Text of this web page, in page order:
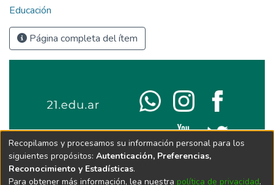
Educación
Página completa del ítem
Recopilamos y procesamos su información personal para los
siguientes propósitos: Autenticación, Preferencias,
Reconocimiento y Estadísticas.
Para obtener más información, lea nuestra política de privacidad.